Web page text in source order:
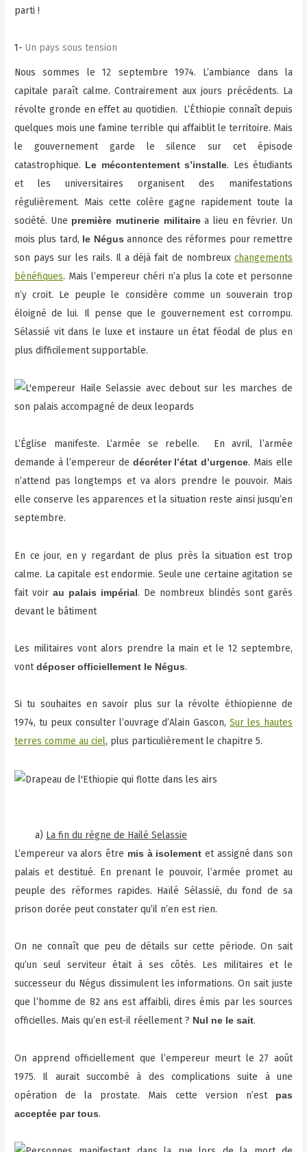
parti !
1-Un pays sous tension
Nous sommes le 12 septembre 1974. L’ambiance dans la
capitale paraît calme. Contrairement aux jours précédents. La
révolte gronde en effet au quotidien. L’Éthiopie connaît depuis
quelques mois une famine terrible qui affaiblit le territoire. Mais
le gouvernement garde le silence sur cet épisode
catastrophique.
Le mécontentement s’installe. Les étudiants
et les universitaires organisent des manifestations
régulièrement. Mais cette colère gagne rapidement toute la
société. Une première mutinerie militairea lieu en février. Un
mois plus tard, le Négus annonce des réformes pour remettre
son pays sur les rails. Il a déjà fait de nombreux changements
bénéfiques. Mais l’empereur chéri n’a plus la cote et personne
n’y croit. Le peuple le considère comme un souverain trop
éloigné de lui. Il pense que le gouvernement est corrompu.
Sélassié vit dans le luxe et instaure un état féodal de plus en
plus difficilement supportable.
L’Église manifeste. L’armée se rebelle. En avril, l’armée
demande à l’empereur de décréter l’état d’urgence. Mais elle
n’attend pas longtemps et va alors prendre le pouvoir. Mais
elle conserve les apparences et la situation reste ainsi jusqu’en
septembre.
En ce jour, en y regardant de plus près la situation est trop
calme. La capitale est endormie. Seule une certaine agitation se
fait voirau palais impérial. De nombreux blindés sont garés
devant le bâtiment
Les militaires vont alors prendre la main et le 12 septembre,
vontdéposer officiellement le Négus.
Si tu souhaites en savoir plus sur la révolte éthiopienne de
1974, tu peux consulter l’ouvrage d’Alain Gascon,Sur les hautes
terres comme au ciel, plus particulièrement le chapitre 5.
a) La fin du règne de Hailé Selassie
L’empereur va alors être mis à isolement et assigné dans son
palais et destitué. En prenant le pouvoir, l’armée promet au
peuple des réformes rapides. Haïlé Sélassié, du fond de sa
prison dorée peut constater qu’il n’en est rien.
On ne connaît que peu de détails sur cette période. On sait
qu’un seul serviteur était à ses côtés. Les militaires et le
successeur du Négus dissimulent les informations. On sait juste
que l’homme de 82 ans est affaibli, dires émis par les sources
officielles. Mais qu’en est-il réellement ? Nul ne le sait.
On apprend officiellement que l’empereur meurt le 27 août
1975. Il aurait succombé à des complications suite à une
opération de la prostate. Mais cette version n’est
pas
acceptée par tous.